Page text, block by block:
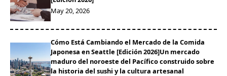
May 20, 2026
Cómo Está Cambiando el Mercado de la Comida
Japonesa en Seattle [Edición 2026]Un mercado
maduro del noroeste del Pacífico construido sobre
la historia del sushi y la cultura artesanal